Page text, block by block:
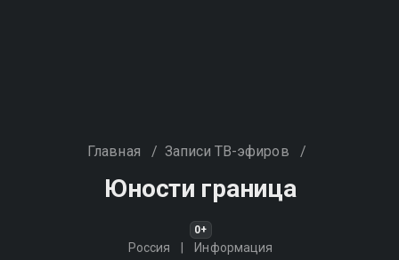
Главная / Записи ТВ-эфиров /
Юности граница
0+
Россия Информация